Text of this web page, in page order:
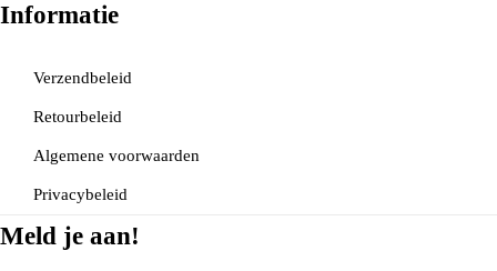
Informatie
Verzendbeleid
Retourbeleid
Algemene voorwaarden
Privacybeleid
Meld je aan!